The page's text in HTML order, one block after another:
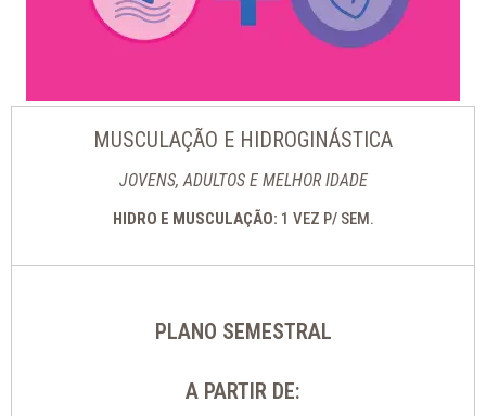
MUSCULAÇÃO E HIDROGINÁSTICA
JOVENS, ADULTOS E MELHOR IDADE
HIDRO E MUSCULAÇÃO: 1 VEZ P/ SEM.
PLANO SEMESTRAL
A PARTIR DE: